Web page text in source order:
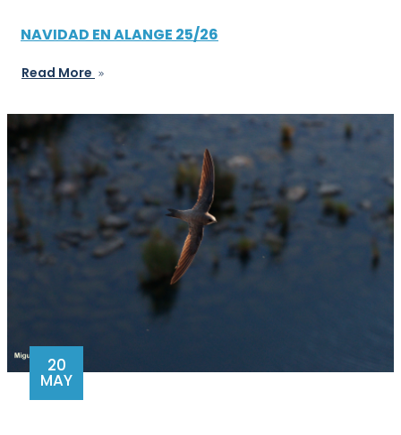
NAVIDAD EN ALANGE 25/26
Read More
20
MAY